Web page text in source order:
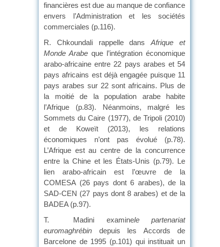
financières est due au manque de confiance
envers l’Administration et les sociétés
commerciales (p.116).
R. Chkoundali rappelle dansAfrique et
Monde Arabe que l’intégration économique
arabo-africaine entre 22 pays arabes et 54
pays africains est déjà engagée puisque 11
pays arabes sur 22 sont africains. Plus de
la moitié de la population arabe habite
l’Afrique (p.83). Néanmoins, malgré les
Sommets du Caire (1977), de Tripoli (2010)
et de Koweït (2013), les relations
économiques n’ont pas évolué (p.78).
L’Afrique est au centre de la concurrence
entre la Chine et les États-Unis (p.79). Le
lien arabo-africain est l’œuvre de la
COMESA (26 pays dont 6 arabes), de la
SAD-CEN (27 pays dont 8 arabes) et de la
BADEA (p.97).
T. Madini examinele partenariat
euromaghrébin depuis les Accords de
Barcelone de 1995 (p.101) qui instituait un